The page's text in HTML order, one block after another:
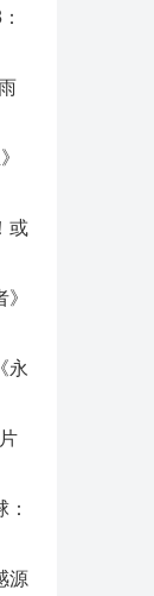
或
永
源